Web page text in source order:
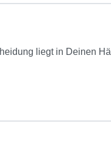
liegt in Deinen